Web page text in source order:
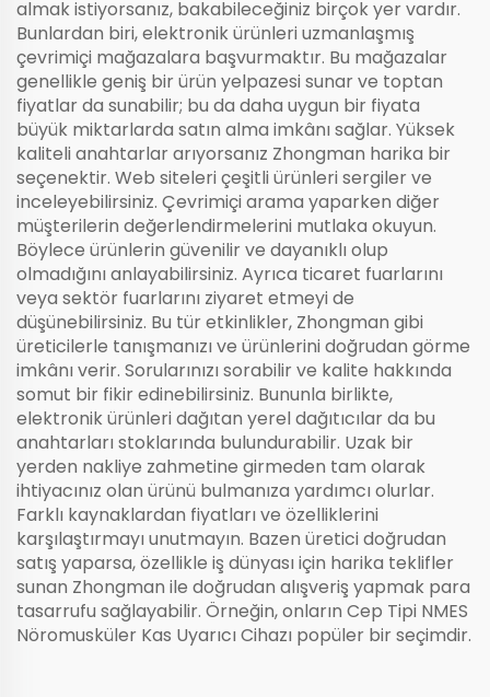
almak istiyorsanız, bakabileceğiniz birçok yer vardır.
Bunlardan biri, elektronik ürünleri uzmanlaşmış
çevrimiçi mağazalara başvurmaktır. Bu mağazalar
genellikle geniş bir ürün yelpazesi sunar ve toptan
fiyatlar da sunabilir; bu da daha uygun bir fiyata
büyük miktarlarda satın alma imkânı sağlar. Yüksek
kaliteli anahtarlar arıyorsanız Zhongman harika bir
seçenektir. Web siteleri çeşitli ürünleri sergiler ve
inceleyebilirsiniz. Çevrimiçi arama yaparken diğer
müşterilerin değerlendirmelerini mutlaka okuyun.
Böylece ürünlerin güvenilir ve dayanıklı olup
olmadığını anlayabilirsiniz. Ayrıca ticaret fuarlarını
veya sektör fuarlarını ziyaret etmeyi de
düşünebilirsiniz. Bu tür etkinlikler, Zhongman gibi
üreticilerle tanışmanızı ve ürünlerini doğrudan görme
imkânı verir. Sorularınızı sorabilir ve kalite hakkında
somut bir fikir edinebilirsiniz. Bununla birlikte,
elektronik ürünleri dağıtan yerel dağıtıcılar da bu
anahtarları stoklarında bulundurabilir. Uzak bir
yerden nakliye zahmetine girmeden tam olarak
ihtiyacınız olan ürünü bulmanıza yardımcı olurlar.
Farklı kaynaklardan fiyatları ve özelliklerini
karşılaştırmayı unutmayın. Bazen üretici doğrudan
satış yaparsa, özellikle iş dünyası için harika teklifler
sunan Zhongman ile doğrudan alışveriş yapmak para
tasarrufu sağlayabilir. Örneğin, onların Cep Tipi NMES
Nöromusküler Kas Uyarıcı Cihazı popüler bir seçimdir.